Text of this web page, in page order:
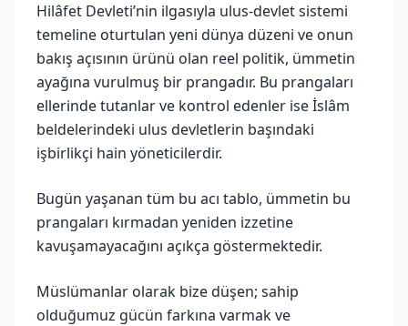
Hilâfet Devleti’nin ilgasıyla ulus-devlet sistemi
temeline oturtulan yeni dünya düzeni ve onun
bakış açısının ürünü olan reel politik, ümmetin
ayağına vurulmuş bir prangadır. Bu prangaları
ellerinde tutanlar ve kontrol edenler ise İslâm
beldelerindeki ulus devletlerin başındaki
işbirlikçi hain yöneticilerdir.
Bugün yaşanan tüm bu acı tablo, ümmetin bu
prangaları kırmadan yeniden izzetine
kavuşamayacağını açıkça göstermektedir.
Müslümanlar olarak bize düşen; sahip
olduğumuz gücün farkına varmak ve